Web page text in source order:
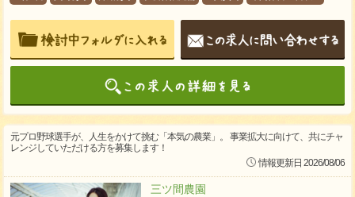
元プロ野球選手が、人生をかけて挑む「本気の農業」。 事業拡大に向けて、共にチャ
レンジしていただける方を募集します！
情報更新日 2026/08/06
三ツ間農園